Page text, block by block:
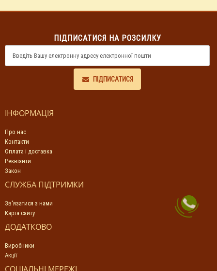
ПІДПИСАТИСЯ НА РОЗСИЛКУ
ПІДПИСАТИСЯ
ІНФОРМАЦІЯ
Про нас
Контакти
Оплата і доставка
Реквізити
Закон
СЛУЖБА ПІДТРИМКИ
Зв'язатися з нами
Карта сайту
ДОДАТКОВО
Виробники
Акції